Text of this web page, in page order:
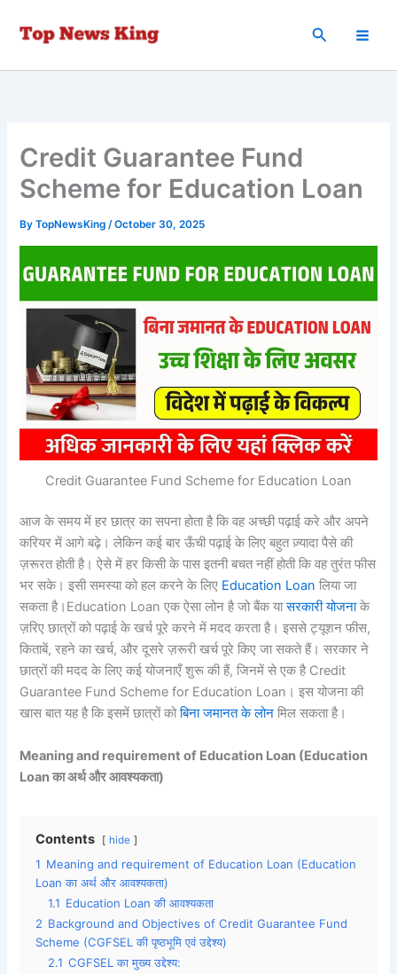
Search
Credit Guarantee Fund
Scheme for Education Loan
ByTopNewsKing/October 30, 2025
Credit Guarantee Fund Scheme for Education Loan
आज के समय में हर छात्र का सपना होता है कि वह अच्छी पढ़ाई करे और अपने
करियर में आगे बढ़े। लेकिन कई बार ऊँची पढ़ाई के लिए बहुत ज़्यादा पैसे की
ज़रूरत होती है। ऐसे में हर किसी के पास इतनी बचत नहीं होती कि वह तुरंत फीस
भर सके। इसी समस्या को हल करने के लिए Education Loan लिया जा
सकता है।Education Loan एक ऐसा लोन है जो बैंक यासरकारी योजनाके
ज़रिए छात्रों को पढ़ाई के खर्च पूरे करने में मदद करता है। इससे ट्यूशन फीस,
किताबें, रहने का खर्च, और दूसरे ज़रूरी खर्च पूरे किए जा सकते हैं। सरकार ने
छात्रों की मदद के लिए कई योजनाएँ शुरू की हैं, जिनमें से एक है Credit
Guarantee Fund Scheme for Education Loan। इस योजना की
खास बात यह है कि इसमें छात्रों कोबिना जमानत के लोन मिल सकता है।
Meaning and requirement of Education Loan (Education
Loan का अर्थ और आवश्यकता)
Contents hide
1 Meaning and requirement of Education Loan (Education
Loan का अर्थ और आवश्यकता)
1.1 Education Loan की आवश्यकता
2 Background and Objectives of Credit Guarantee Fund
Scheme (CGFSEL की पृष्ठभूमि एवं उद्देश्य)
2.1 CGFSEL का मुख्य उद्देश्य: